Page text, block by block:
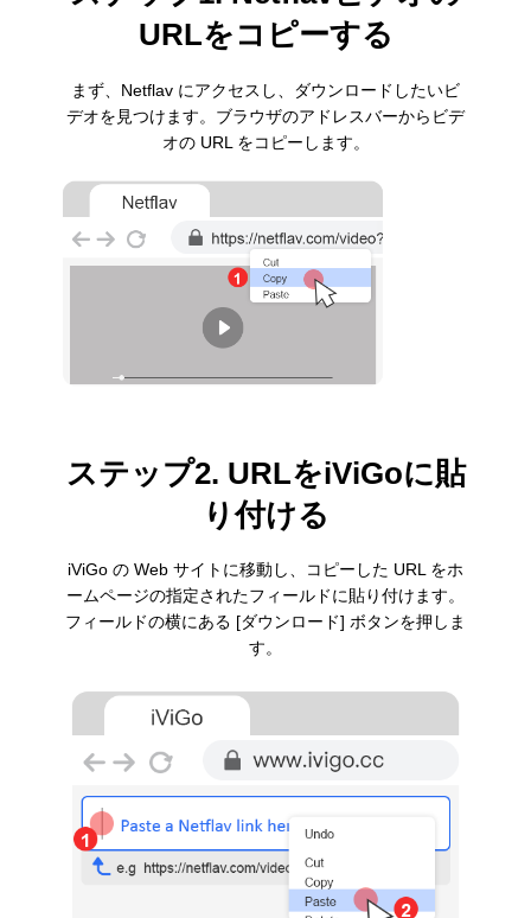
URLをコピーする
まず、Netflav にアクセスし、ダウンロードしたいビ
デオを見つけます。ブラウザのアドレスバーからビデ
オの URL をコピーします。
ステップ2. URLをiViGoに貼
り付ける
iViGo の Web サイトに移動し、コピーした URL をホ
ームページの指定されたフィールドに貼り付けます。
フィールドの横にある [ダウンロード] ボタンを押しま
す。